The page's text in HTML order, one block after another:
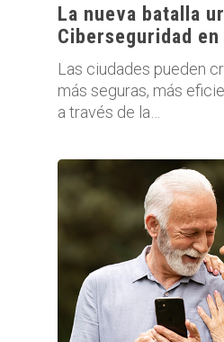
La nueva batalla
Ciberseguridad
Las ciudades pueden
más seguras, más
a través de la…